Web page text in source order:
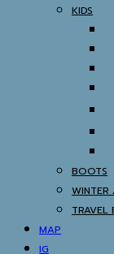
KIDS
BOOTS
WINTER
TRAVEL
MAP
IG